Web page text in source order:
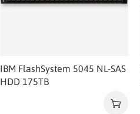
IBM FlashSystem 5045 NL-SAS
HDD 175TB